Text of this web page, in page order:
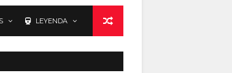
LEYENDA